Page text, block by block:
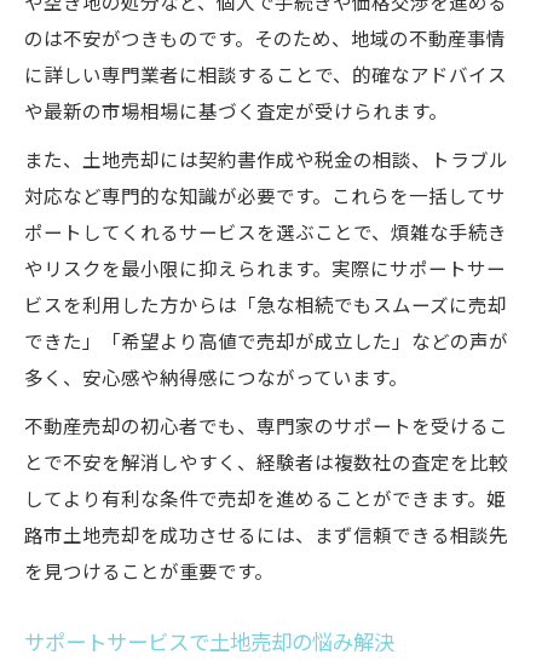
姫路市土地売却で秘密厳守の無料査定活用
無料査定で姫路市土地売却の不安を解消
姫路市の土地売却で無料相談を利用する利
点
相続や空き地問題も姫路市サポートが対応
姫路市土地売却で相続や空き地にも柔軟対
応
空き地売却も姫路市の専門サポートで安心
姫路市土地売却サービスが相続問題もカバ
ー
ト
のは不安がつきものです。そのため、地域の不動産事情
に詳しい専門業者に相談することで、的確なアドバイス
や最新の市場相場に基づく査定が受けられます。
また、土地売却には契約書作成や税金の相談、トラブル
対応など専門的な知識が必要です。これらを一括してサ
ポートしてくれるサービスを選ぶことで、煩雑な手続き
やリスクを最小限に抑えられます。実際にサポートサー
ビスを利用した方からは「急な相続でもスムーズに売却
できた」「希望より高値で売却が成立した」などの声が
多く、安心感や納得感につながっています。
不動産売却の初心者でも、専門家のサポートを受けるこ
とで不安を解消しやすく、経験者は複数社の査定を比較
してより有利な条件で売却を進めることができます。姫
路市土地売却を成功させるには、まず信頼できる相談先
を見つけることが重要です。
サポートサービスで土地売却の悩み解決